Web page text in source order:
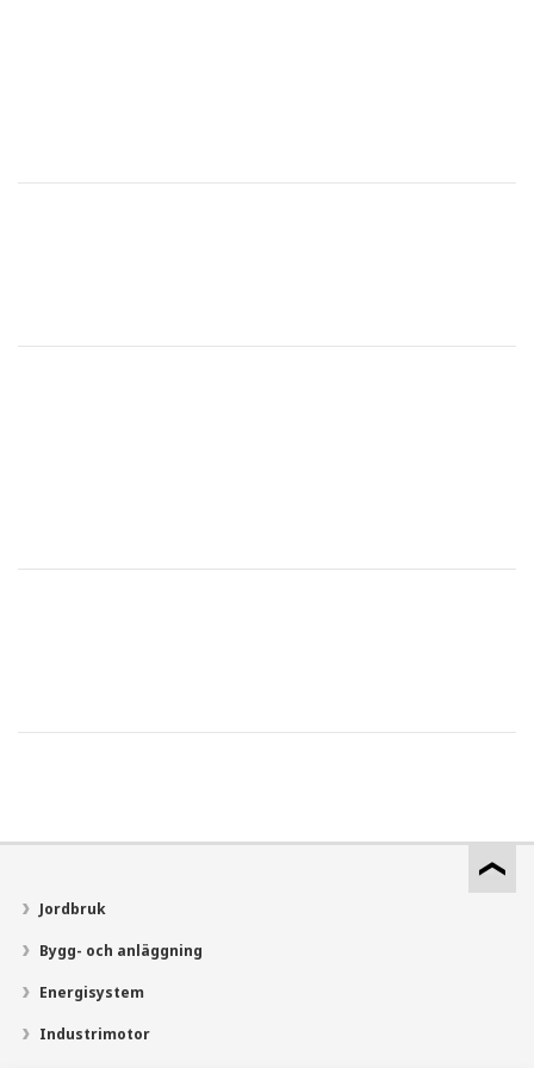
Jordbruk
Bygg- och anläggning
Energisystem
Industrimotor